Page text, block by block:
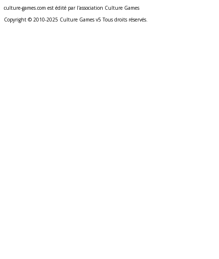
culture-games.com est édité par l'association Culture Games
Copyright © 2010-2025 Culture Games v5 Tous droits réservés.